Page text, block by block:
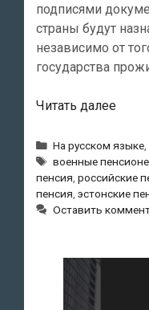
подписями
страны будут
независимо от
государства
Читать далее
и
Рубрики
На русском языке
Метки
военные
пенсия российские
пенсия эстонские
Оставить